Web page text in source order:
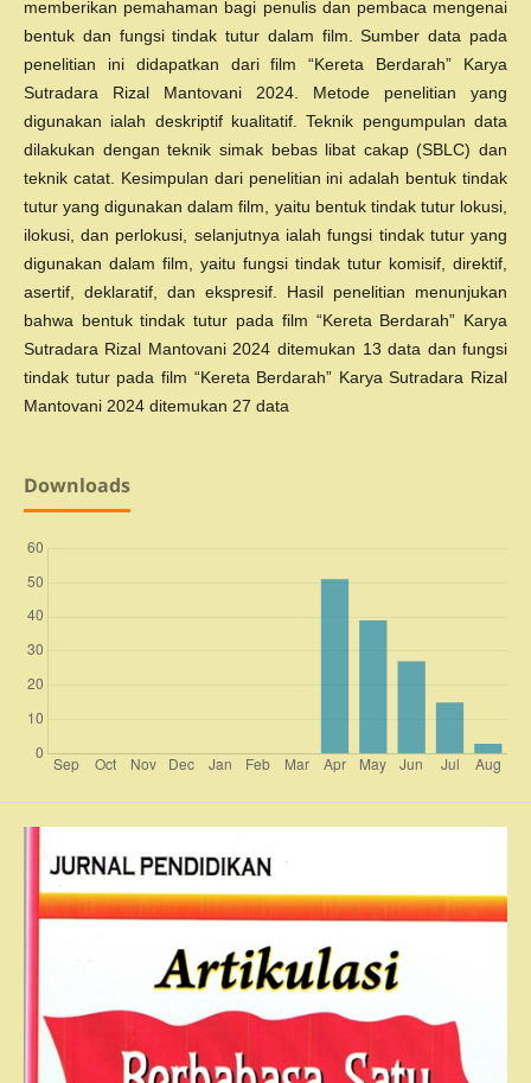
memberikan pemahaman bagi penulis dan pembaca mengenai
bentuk dan fungsi tindak tutur dalam film. Sumber data pada
penelitian ini didapatkan dari film “Kereta Berdarah” Karya
Sutradara Rizal Mantovani 2024. Metode penelitian yang
digunakan ialah deskriptif kualitatif. Teknik pengumpulan data
dilakukan dengan teknik simak bebas libat cakap (SBLC) dan
teknik catat. Kesimpulan dari penelitian ini adalah bentuk tindak
tutur yang digunakan dalam film, yaitu bentuk tindak tutur lokusi,
ilokusi, dan perlokusi, selanjutnya ialah fungsi tindak tutur yang
digunakan dalam film, yaitu fungsi tindak tutur komisif, direktif,
asertif, deklaratif, dan ekspresif. Hasil penelitian menunjukan
bahwa bentuk tindak tutur pada film “Kereta Berdarah” Karya
Sutradara Rizal Mantovani 2024 ditemukan 13 data dan fungsi
tindak tutur pada film “Kereta Berdarah” Karya Sutradara Rizal
Mantovani 2024 ditemukan 27 data
Downloads